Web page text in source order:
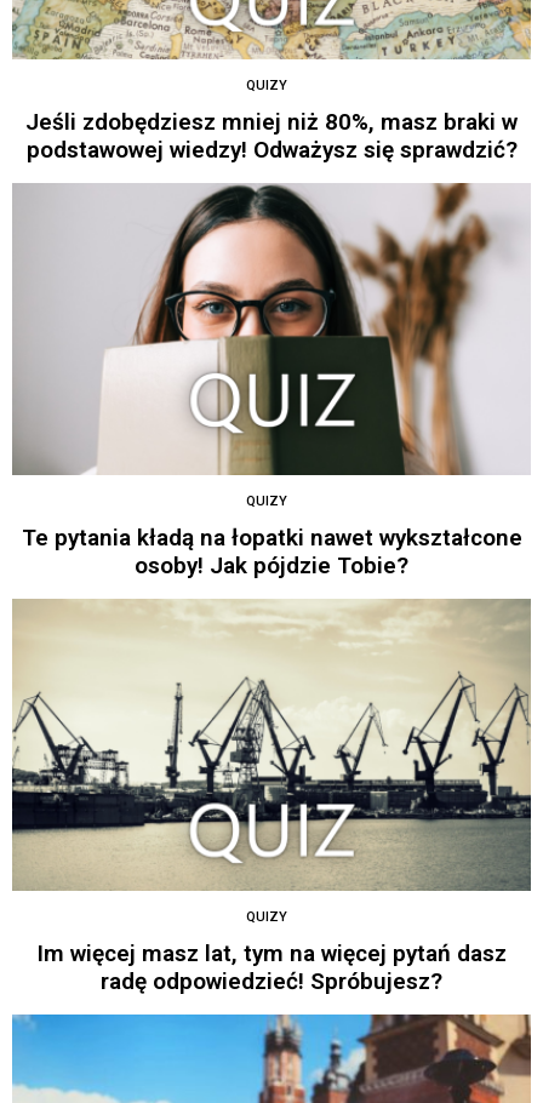
QUIZY
Jeśli zdobędziesz mniej niż 80%, masz braki w
podstawowej wiedzy! Odważysz się sprawdzić?
QUIZY
Te pytania kładą na łopatki nawet wykształcone
osoby! Jak pójdzie Tobie?
QUIZY
Im więcej masz lat, tym na więcej pytań dasz
radę odpowiedzieć! Spróbujesz?